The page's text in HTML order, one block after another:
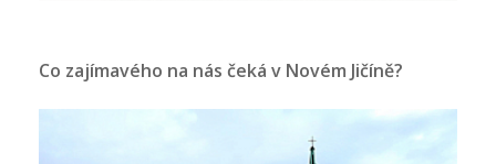
Co zajímavého na nás čeká v Novém Jičíně?